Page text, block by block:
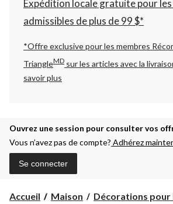
Expédition locale gratuite pour
admissibles de plus de 99 $*
*Offre exclusive pour les membres
TriangleMD sur les articles avec la
savoir plus
Ouvrez une session pour consulter vos
Vous n’avez pas de compte? Adhérez
Se connecter
Accueil Maison Décorations pour